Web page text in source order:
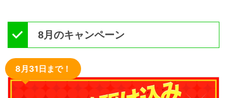
8月のキャンペーン
8月31日まで！